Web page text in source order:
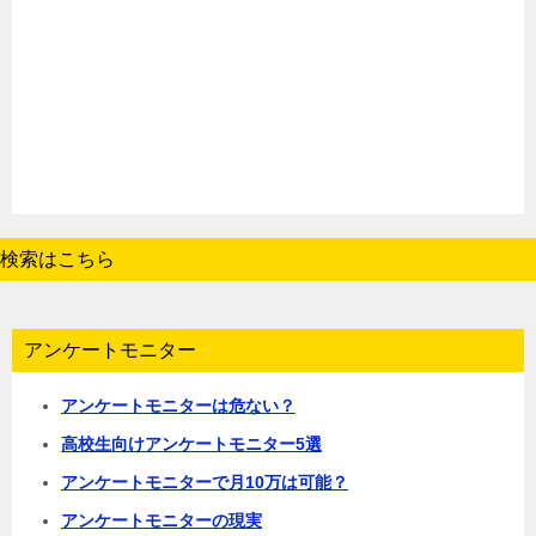
検索はこちら
アンケートモニター
アンケートモニターは危ない？
高校生向けアンケートモニター5選
アンケートモニターで月10万は可能？
アンケートモニターの現実